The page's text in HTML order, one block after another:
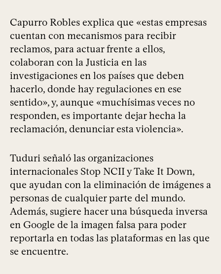
Capurro Robles explica que «estas empresas
cuentan con mecanismos para recibir
reclamos, para actuar frente a ellos,
colaboran con la Justicia en las
investigaciones en los países que deben
hacerlo, donde hay regulaciones en ese
sentido», y, aunque «muchísimas veces no
responden, es importante dejar hecha la
reclamación, denunciar esta violencia».
Tuduri señaló las organizaciones
internacionales Stop NCII y Take It Down,
que ayudan con la eliminación de imágenes a
personas de cualquier parte del mundo.
Además, sugiere hacer una búsqueda inversa
en Google de la imagen falsa para poder
reportarla en todas las plataformas en las que
se encuentre.